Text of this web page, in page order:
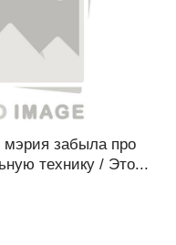
мэрия забыла про
технику / Это...